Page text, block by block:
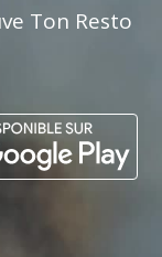
Ton Resto